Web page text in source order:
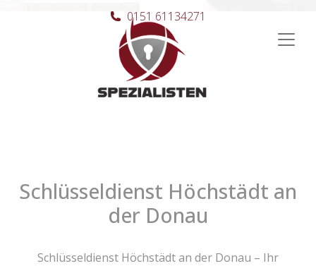
Hauptnavigation
0151 61134271
Schlüsseldienst Höchstädt an
der Donau
Schlüsseldienst Höchstädt an der Donau – Ihr